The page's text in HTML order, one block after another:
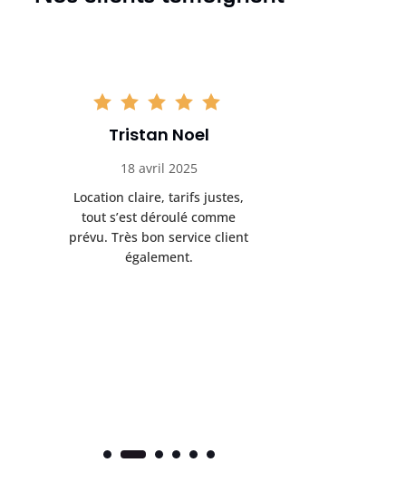
Tristan Noel
18 avril 2025
Location claire, tarifs justes,
tout s’est déroulé comme
prévu. Très bon service client
également.